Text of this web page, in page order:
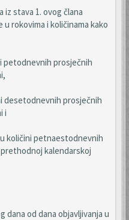
stava 1. ovog člana
rokovima i količinama kako
petodnevnih prosječnih
desetodnevnih prosječnih
i
u količini petnaestodnevnih
kalendarskoj
dana od dana objavljivanja u